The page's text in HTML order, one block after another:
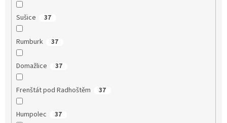
Sušice 37
Rumburk 37
Domažlice 37
Frenštát pod Radhoštěm 37
Humpolec 37